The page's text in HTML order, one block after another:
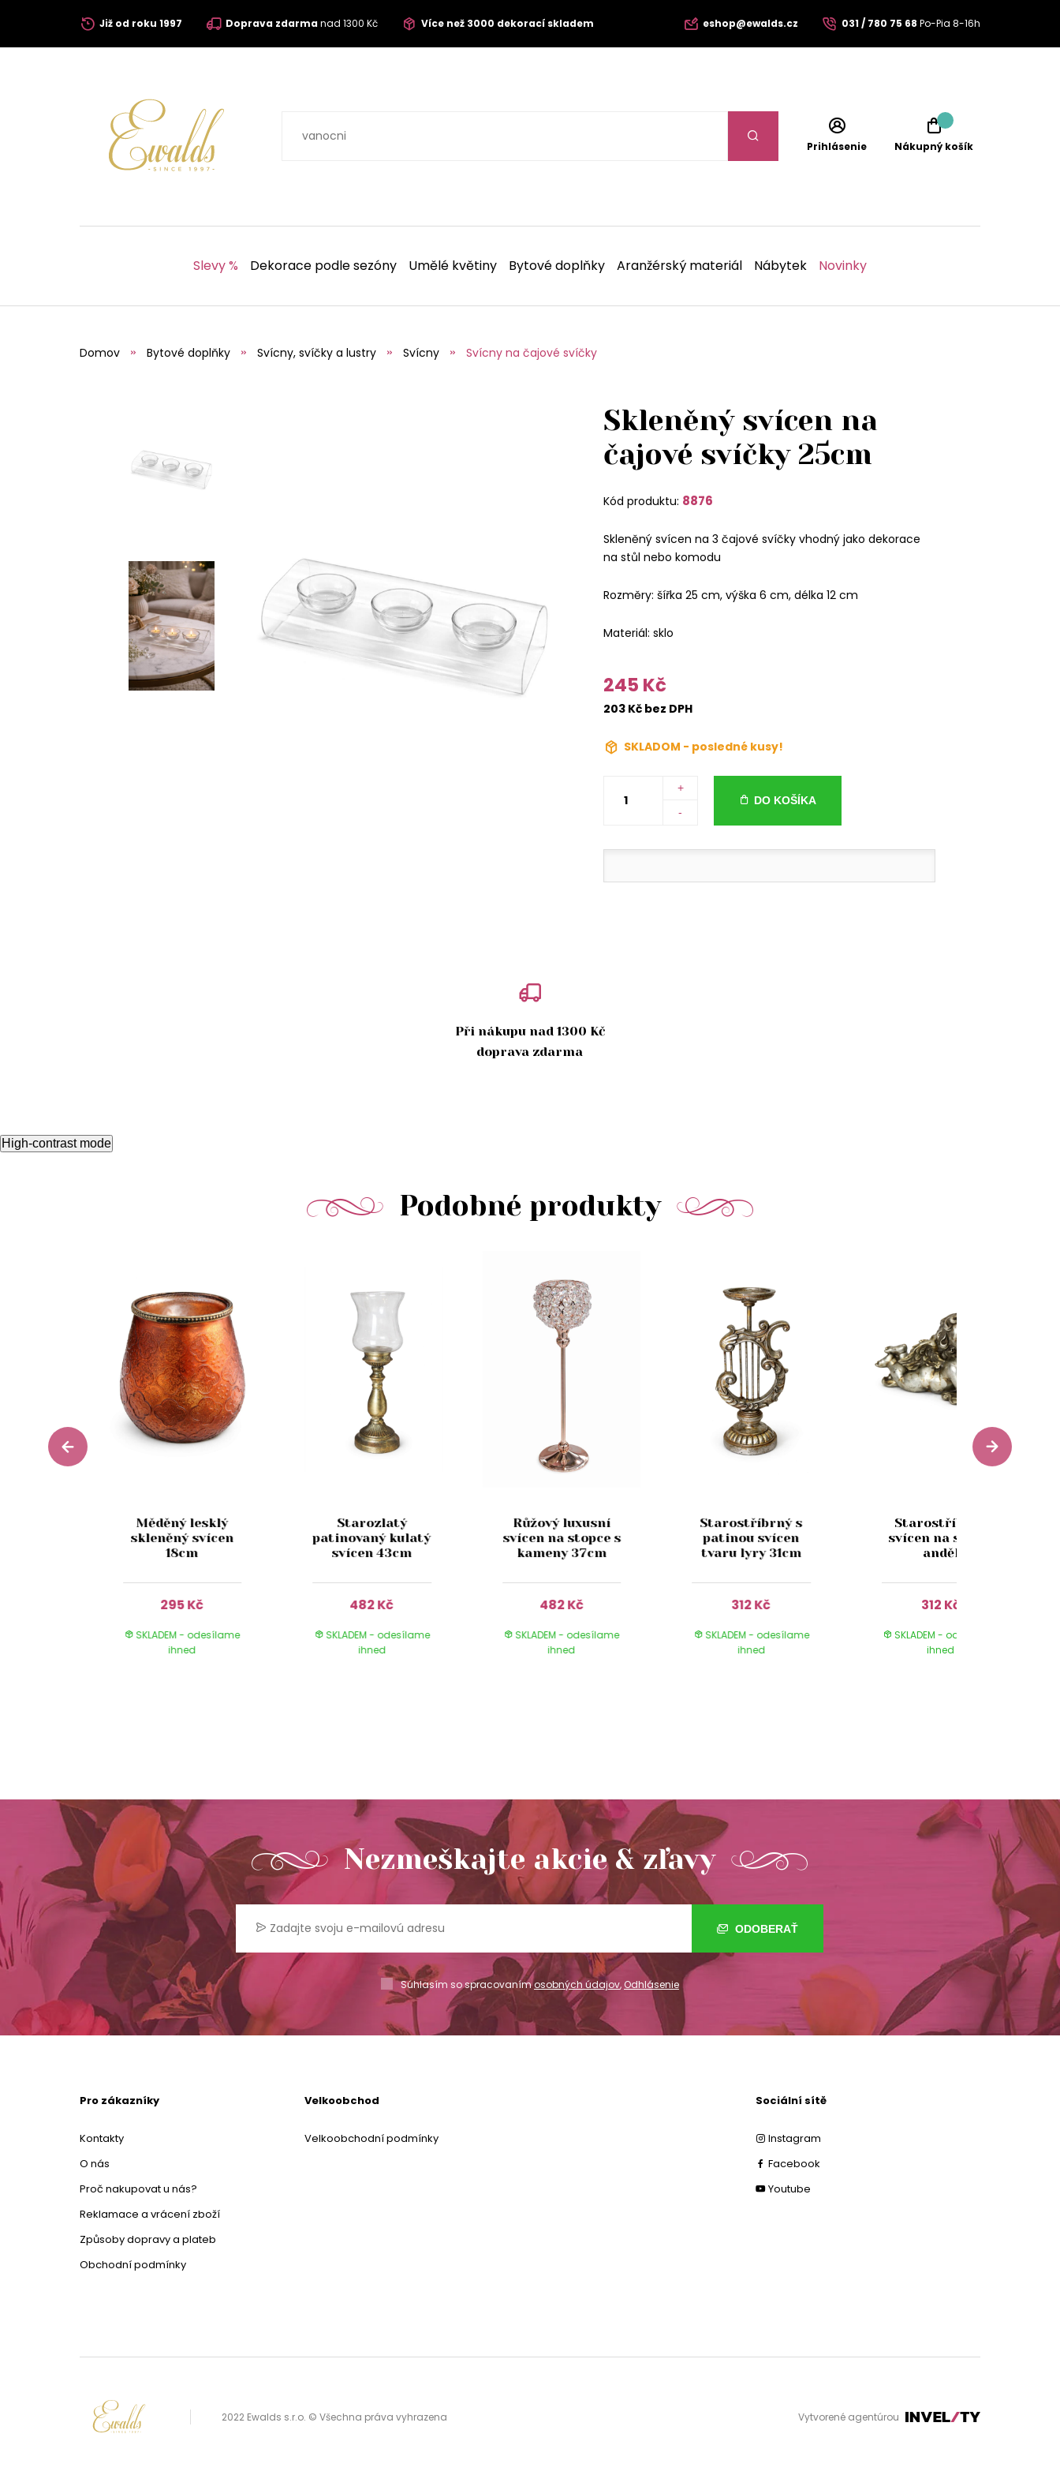
Již od roku 1997 Doprava zdarmanad 1300 Kč Více než 3000 dekorací skladem eshop@ewalds.cz 031 / 780 75 68 Po-Pia 8-16h
Prihlásenie Nákupný košík
Slevy % Dekorace podle sezóny Umělé květiny Bytové doplňky Aranžérský materiál Nábytek Novinky
Domov Bytové doplňky Svícny, svíčky a lustry Svícny Svícny na čajové svíčky
Skleněný svícen na
čajové svíčky 25cm
Kód produktu: 8876
Skleněný svícen na 3 čajové svíčky vhodný jako dekorace
na stůl nebo komodu
Rozměry: šířka 25 cm, výška 6 cm, délka 12 cm
Materiál: sklo
245 Kč
203 Kč bez DPH
SKLADOM - posledné kusy!
+
-
DO KOŠÍKA
Při nákupu nad 1300 Kč
doprava zdarma
High-contrast mode
Podobné produkty
Měděný lesklý
skleněný svícen
18cm
295 Kč
SKLADEM - odesílame
ihned
Starozlatý
patinovaný kulatý
svícen 43cm
482 Kč
SKLADEM - odesílame
ihned
Růžový luxusní
svícen na stopce s
kameny 37cm
482 Kč
SKLADEM - odesílame
ihned
Starostříbrný s
patinou svícen
tvaru lyry 31cm
312 Kč
SKLADEM - odesílame
ihned
Starostříbrný
svícen na svíčku
anděl
312 Kč
SKLADEM - odesílame
ihned
Nezmeškajte akcie & zľavy
ODOBERAŤ
Súhlasím so spracovanímosobných údajov,Odhlásenie
Pro zákazníky
Kontakty
O nás
Proč nakupovat u nás?
Reklamace a vrácení zboží
Způsoby dopravy a plateb
Obchodní podmínky
Velkoobchod
Velkoobchodní podmínky
Sociální sítě
Instagram
Facebook
Youtube
2022 Ewalds s.r.o. © Všechna práva vyhrazena Vytvorené agentúrou